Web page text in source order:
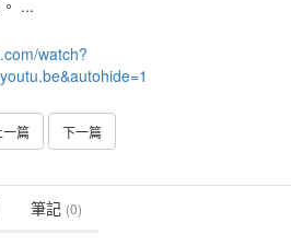
...
watch?
一篇 下一篇
筆記 (0)